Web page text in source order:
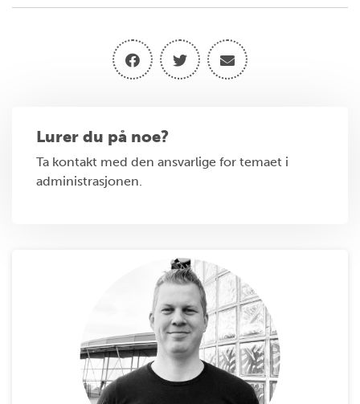
Lurer du på noe?
Ta kontakt med den ansvarlige for temaet i
administrasjonen.